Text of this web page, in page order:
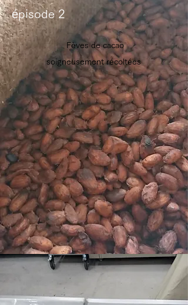
épisode 2
​ Fèves de cacao
soigneusement récoltées